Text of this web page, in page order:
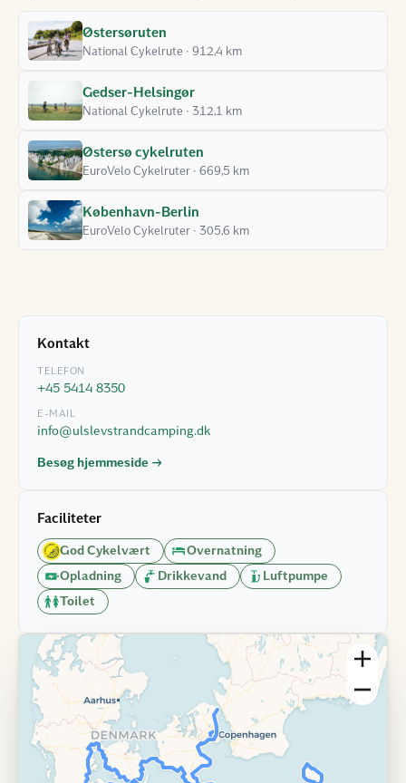
Østersøruten
National Cykelrute · 912,4 km
Gedser-Helsingør
National Cykelrute · 312,1 km
Østersø cykelruten
EuroVelo Cykelruter · 669,5 km
København-Berlin
EuroVelo Cykelruter · 305,6 km
Kontakt
TELEFON
+45 5414 8350
E-MAIL
info@ulslevstrandcamping.dk
Besøg hjemmeside →
Faciliteter
God Cykelvært
Overnatning
Opladning
Drikkevand
Luftpumpe
Toilet